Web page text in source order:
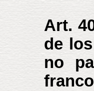
Art.
de
no